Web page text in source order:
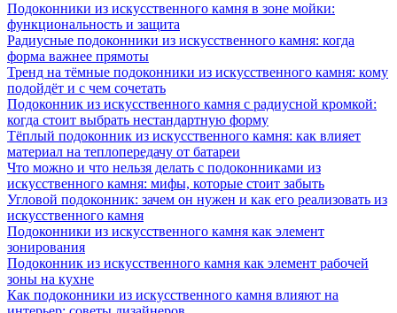
Подоконники из искусственного камня в зоне мойки:
функциональность и защита
Радиусные подоконники из искусственного камня: когда
форма важнее прямоты
Тренд на тёмные подоконники из искусственного камня: кому
подойдёт и с чем сочетать
Подоконник из искусственного камня с радиусной кромкой:
когда стоит выбрать нестандартную форму
Тёплый подоконник из искусственного камня: как влияет
материал на теплопередачу от батареи
Что можно и что нельзя делать с подоконниками из
искусственного камня: мифы, которые стоит забыть
Угловой подоконник: зачем он нужен и как его реализовать из
искусственного камня
Подоконники из искусственного камня как элемент
зонирования
Подоконник из искусственного камня как элемент рабочей
зоны на кухне
Как подоконники из искусственного камня влияют на